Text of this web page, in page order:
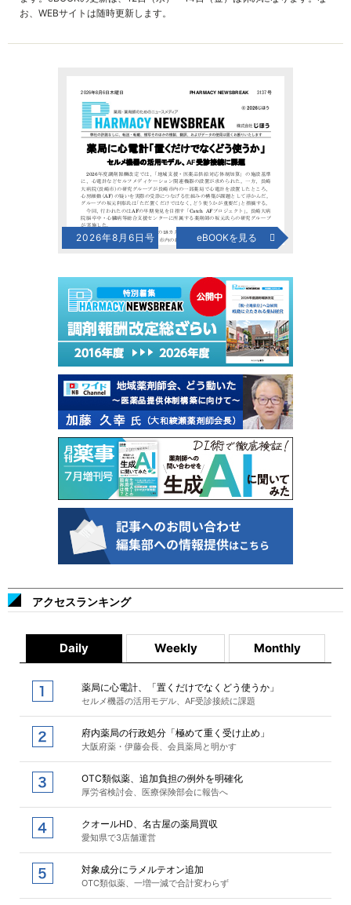
お、WEBサイトは随時更新します。
2026年8月6日号 eBOOKを見る
アクセスランキング
Daily Weekly Monthly
薬局に心電計、「置くだけでなくどう使うか」
セルメ機器の活用モデル、AF受診接続に課題
府内薬局の行政処分「極めて重く受け止め」
大阪府薬・伊藤会長、会員薬局と明かす
OTC類似薬、追加負担の例外を明確化
厚労省検討会、医療保険部会に報告へ
クオールHD、名古屋の薬局買収
愛知県で3店舗運営
対象成分にラメルテオン追加
OTC類似薬、一増一減で合計変わらず